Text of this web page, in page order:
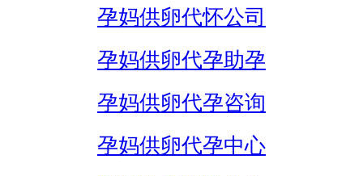
孕妈供卵代怀公司
孕妈供卵代孕助孕
孕妈供卵代孕咨询
孕妈供卵代孕中心